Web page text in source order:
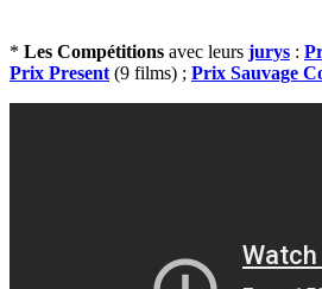
* Les Compétitions avec leurs jurys :
Prix Present (9 films) ; Prix Sauvage